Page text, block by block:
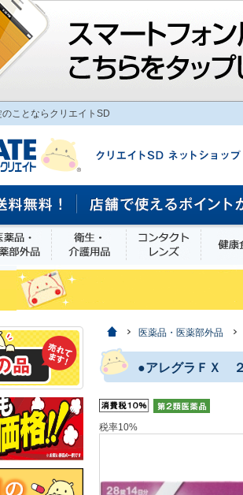
ことならクリエイトSD
医薬品・医薬部外品衛生・介護用品 コンタク
ホーム医薬品・医薬部外品
●アレグラＦＸ
税率10%